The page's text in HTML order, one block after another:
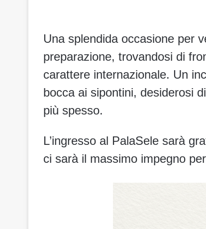
Una splendida occasione per
preparazione, trovandosi di
carattere internazionale. Un
bocca ai sipontini, desiderosi
più spesso.
L’ingresso al PalaSele sarà
ci sarà il massimo impegno